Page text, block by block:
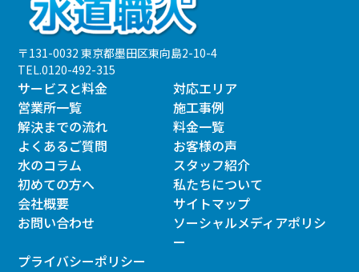
〒131-0032 東京都墨田区東向島2-10-4
TEL.0120-492-315
サービスと料金
対応エリア
営業所一覧
施工事例
解決までの流れ
料金一覧
よくあるご質問
お客様の声
水のコラム
スタッフ紹介
初めての方へ
私たちについて
会社概要
サイトマップ
お問い合わせ
ソーシャルメディアポリシ
ー
プライバシーポリシー